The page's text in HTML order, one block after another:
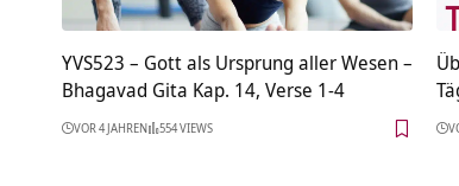
YVS523 – Gott als Ursprung aller Wesen –
Bhagavad Gita Kap. 14, Verse 1-4
VOR 4 JAHREN 554 VIEWS